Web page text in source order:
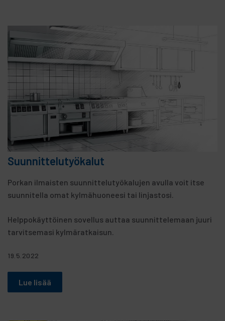
Suunnittelutyökalut
Porkan ilmaisten suunnittelutyökalujen avulla voit itse
suunnitella omat kylmähuoneesi tai linjastosi.
Helppokäyttöinen sovellus auttaa suunnittelemaan juuri
tarvitsemasi kylmäratkaisun.
19.5.2022
Lue lisää